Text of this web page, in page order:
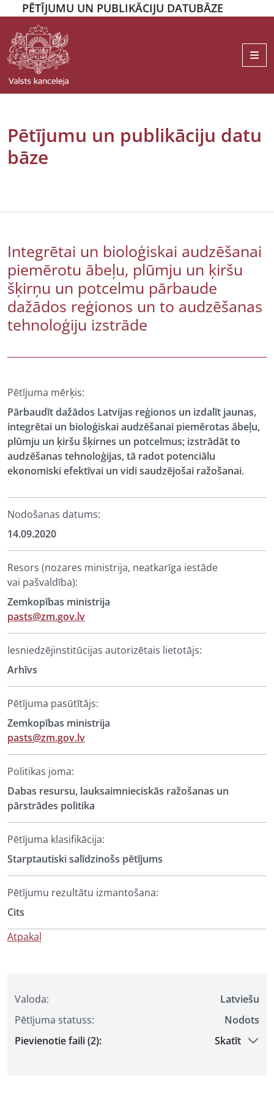
PĒTĪJUMU UN PUBLIKĀCIJU DATUBĀZE
Pētījumu un publikāciju datu
bāze
Valoda:
Latviešu
Pētījuma statuss:
Nodots
Pievienotie faili (2):
Skatīt
Integrētai un bioloģiskai audzēšanai
piemērotu ābeļu, plūmju un ķiršu
šķirņu un potcelmu pārbaude
dažādos reģionos un to audzēšanas
tehnoloģiju izstrāde
Pētījuma mērķis:
Pārbaudīt dažādos Latvijas reģionos un izdalīt jaunas,
integrētai un bioloģiskai audzēšanai piemērotas ābeļu,
plūmju un ķiršu šķirnes un potcelmus; izstrādāt to
audzēšanas tehnoloģijas, tā radot potenciālu
ekonomiski efektīvai un vidi saudzējošai ražošanai.
Nodošanas datums:
14.09.2020
Resors (nozares ministrija, neatkarīga iestāde
vai pašvaldība):
Zemkopības ministrija
pasts@zm.gov.lv
Iesniedzējinstitūcijas autorizētais lietotājs:
Arhīvs
Pētījuma pasūtītājs:
Zemkopības ministrija
pasts@zm.gov.lv
Politikas joma:
Dabas resursu, lauksaimnieciskās ražošanas un
pārstrādes politika
Pētījuma klasifikācija:
Starptautiski salīdzinošs pētījums
Pētījumu rezultātu izmantošana:
Cits
Atpakaļ